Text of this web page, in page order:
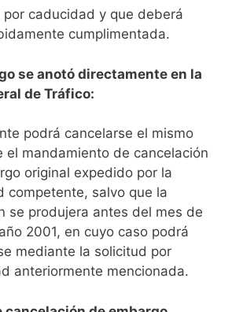
por caducidad y que deberá
cumplimentada.
se anotó directamente en la
de Tráfico:
podrá cancelarse el mismo
el mandamiento de cancelación
original expedido por la
competente, salvo que la
se produjera antes del mes de
2001, en cuyo caso podrá
mediante la solicitud por
anteriormente mencionada.